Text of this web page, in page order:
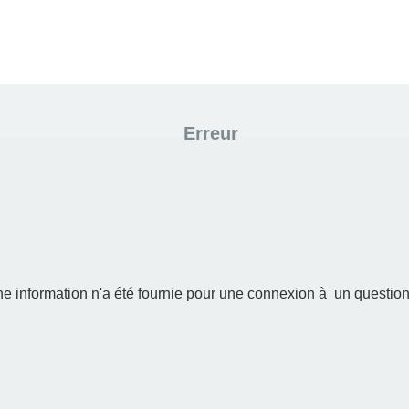
Erreur
information n'a été fournie pour une connexion à un